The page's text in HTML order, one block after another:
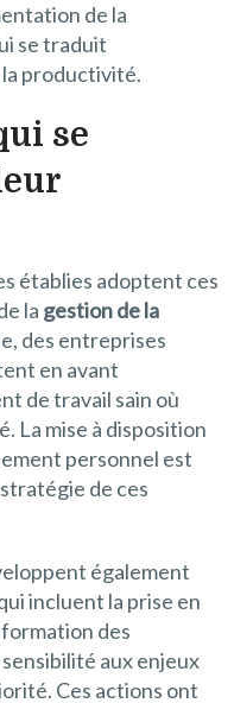
de la
se traduit
productivité.
se
établies adoptent ces
la gestion de la
des entreprises
en avant
de travail sain où
La mise à disposition
personnel est
de ces
également
incluent la prise en
des
aux enjeux
Ces actions ont